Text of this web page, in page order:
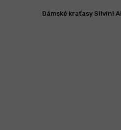
Dámské kraťasy Silvini